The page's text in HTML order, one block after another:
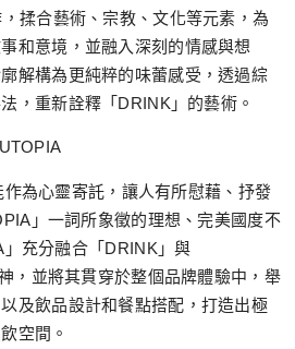
揉合藝術、宗教、文化等元素，為
和意境，並融入深刻的情感與想
解構為更純粹的味蕾感受，透過綜
，重新詮釋「DRINK」的藝術。
為心靈寄託，讓人有所慰藉、抒發
」一詞所象徵的理想、完美國度不
充分融合「DRINK」與
，並將其貫穿於整個品牌體驗中，舉
及飲品設計和餐點搭配，打造出極
空間。